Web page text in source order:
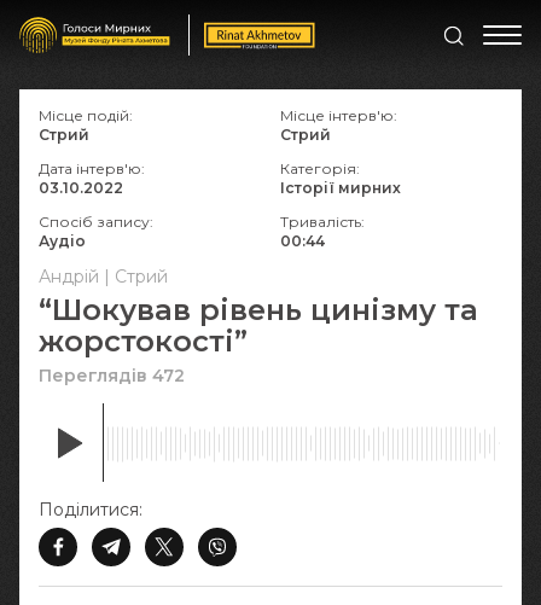
Андрій | Стрий
“Шокував рівень цинізму та
жорстокості”
Переглядів 472
Поділитися:
Місце подій:
Стрий
Місце інтерв'ю:
Стрий
Дата інтерв'ю:
03.10.2022
Категорія:
Історії мирних
Спосіб запису:
Аудіо
Тривалість:
00:44